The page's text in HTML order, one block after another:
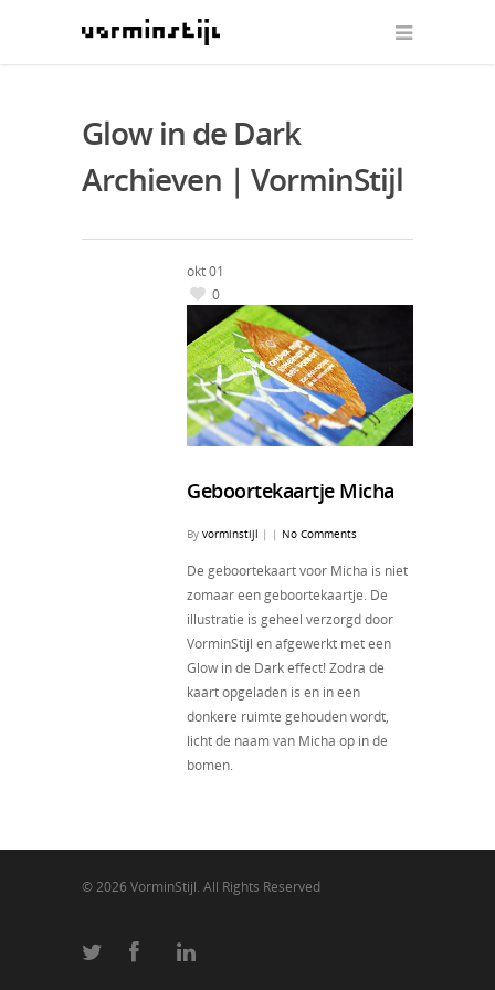
Glow in de Dark
Archieven | VorminStijl
okt01
0
Geboortekaartje Micha
By vorminstijl | | No Comments
De geboortekaart voor Micha is niet
zomaar een geboortekaartje. De
illustratie is geheel verzorgd door
VorminStijl en afgewerkt met een
Glow in de Dark effect! Zodra de
kaart opgeladen is en in een
donkere ruimte gehouden wordt,
licht de naam van Micha op in de
bomen.
© 2026 VorminStijl. All Rights Reserved